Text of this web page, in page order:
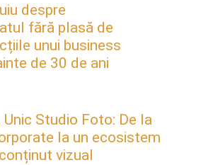
despre
fără plasă de
unui business
de 30 de ani
Unic Studio Foto: De la
la un ecosistem
vizual